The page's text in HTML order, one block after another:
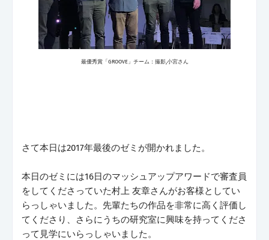
最優秀賞「GROOVE」チーム：撮影,小宮さん
さて本日は2017年最後のゼミが開かれました。
本日のゼミには16日のマッシュアップアワードで審査員
をしてくださっていた村上 友章さんがお客様としてい
らっしゃいました。先輩たちの作品を非常に高く評価し
てくださり、さらにうちの研究室に興味を持ってくださ
って見学にいらっしゃいました。